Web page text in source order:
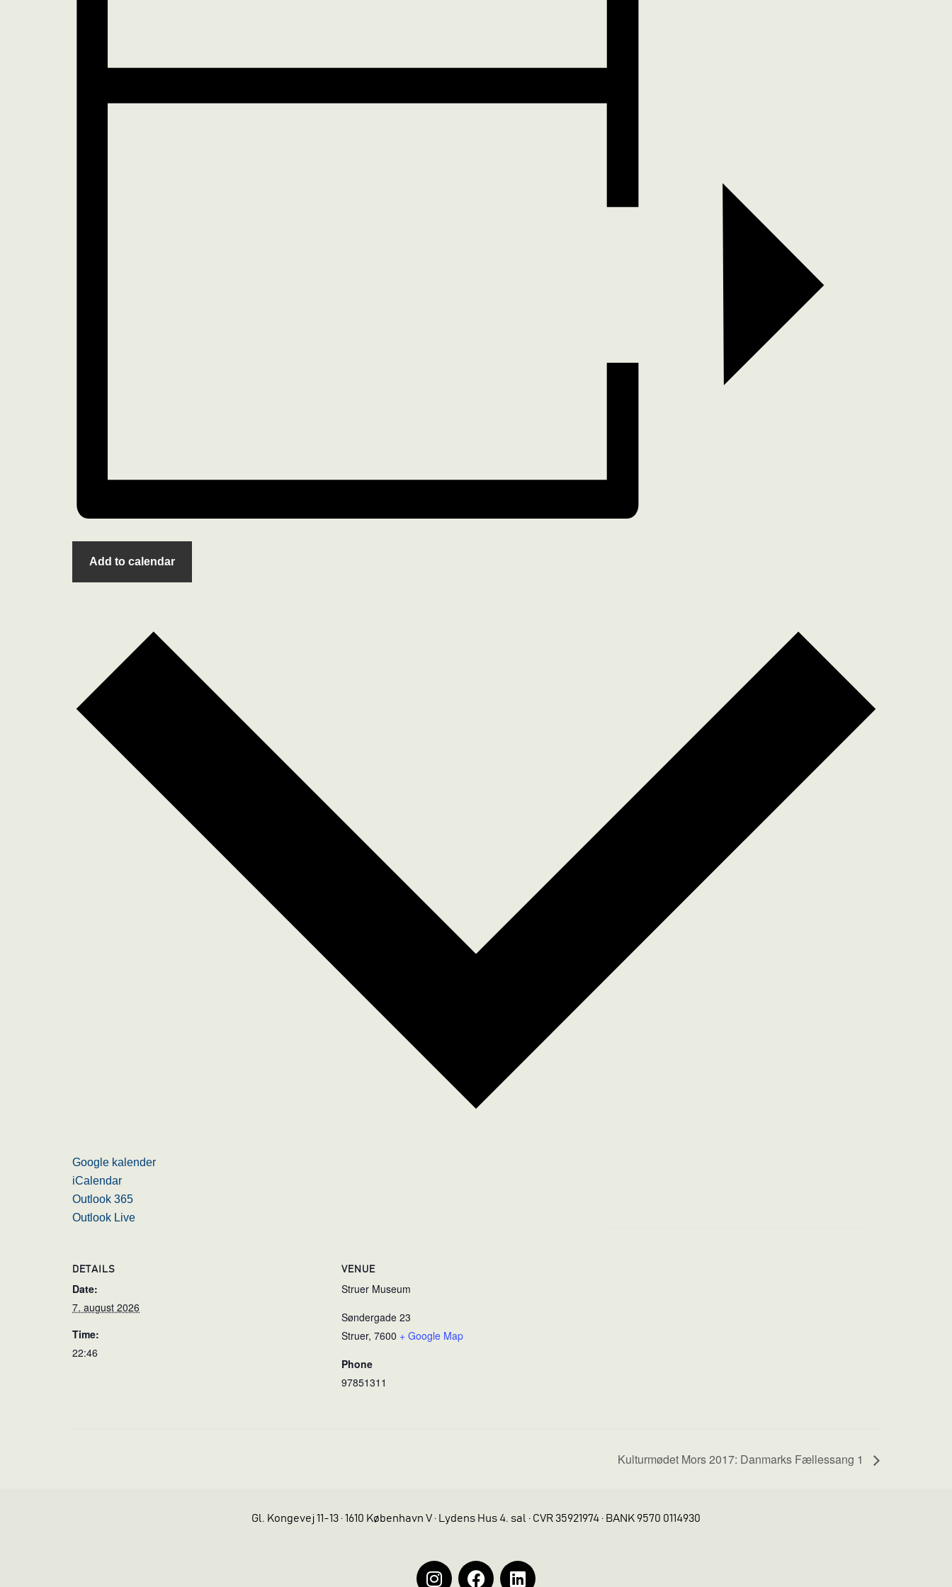
Add to calendar
Google kalender
iCalendar
Outlook 365
Outlook Live
DETAILS
Date:
7. august 2026
Time:
22:46
VENUE
Struer Museum
Søndergade 23
Struer, 7600 + Google Map
Phone
97851311
Kulturmødet Mors 2017: Danmarks Fællessang 1
Gl. Kongevej 11-13 · 1610 København V · Lydens Hus 4. sal · CVR 35921974 · BANK 9570 0114930